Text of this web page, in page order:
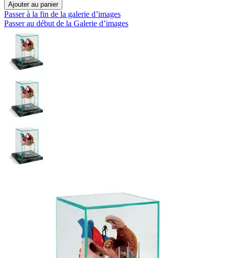
Ajouter au panier
Passer à la fin de la galerie d’images
Passer au début de la Galerie d’images